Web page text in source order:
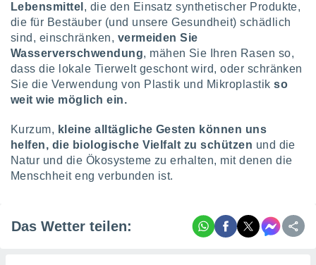
Lebensmittel , die den Einsatz synthetischer Produkte,
die für Bestäuber (und unsere Gesundheit) schädlich
sind, einschränken, vermeiden Sie
Wasserverschwendung, mähen Sie Ihren Rasen so,
dass die lokale Tierwelt geschont wird, oder schränken
Sie die Verwendung von Plastik und Mikroplastikso
weit wie möglich ein.
Kurzum, kleine alltägliche Gesten können uns
helfen, die biologische Vielfalt zu schützen und die
Natur und die Ökosysteme zu erhalten, mit denen die
Menschheit eng verbunden ist.
Das Wetter teilen: